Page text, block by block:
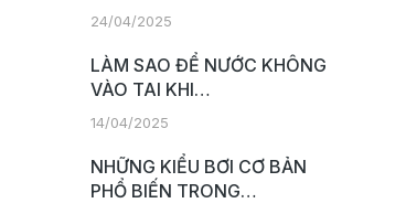
24/04/2025
LÀM SAO ĐỂ NƯỚC KHÔNG
VÀO TAI KHI…
14/04/2025
NHỮNG KIỂU BƠI CƠ BẢN
PHỔ BIẾN TRONG…